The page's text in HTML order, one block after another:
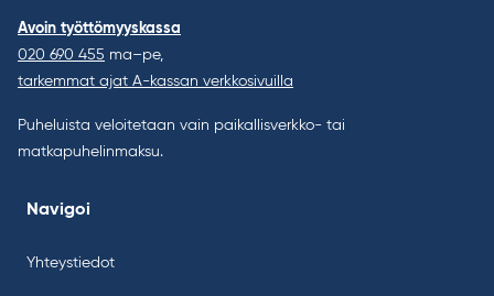
Avoin työttömyyskassa
020 690 455 ma–pe,
tarkemmat ajat A-kassan verkkosivuilla
Puheluista veloitetaan vain paikallisverkko- tai
matkapuhelinmaksu.
Navigoi
Yhteystiedot